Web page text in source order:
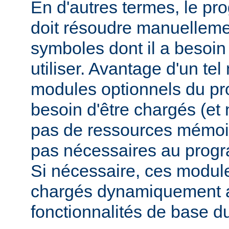
En d'autres termes, le
doit résoudre
symboles dont il a
utiliser. Avantage d'un
modules optionnels du
besoin d'être chargés (et
pas de ressources
pas nécessaires au
Si nécessaire, ces
chargés dynamiquement
fonctionnalités de base